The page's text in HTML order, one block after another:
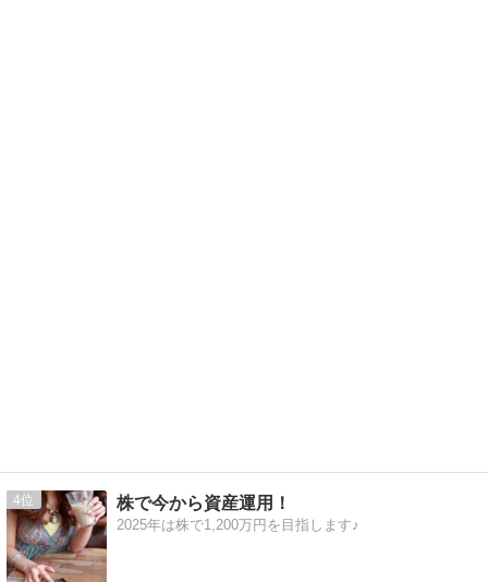
4 株で今から資産運用！
2025年は株で1,200万円を目指します♪